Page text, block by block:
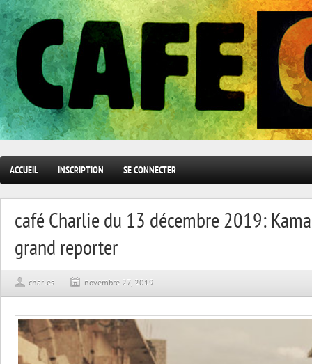
ACCUEIL INSCRIPTION SE CONNECTER
café Charlie du 13 décembre 2019:
grand reporter
charles novembre 27, 2019